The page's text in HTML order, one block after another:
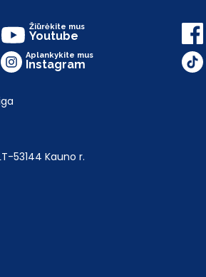
Žiūrėkite mus
Youtube
Aplankykite mus
Instagram
53144 Kauno r.